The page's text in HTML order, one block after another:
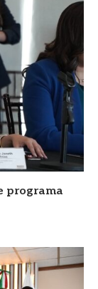
programa